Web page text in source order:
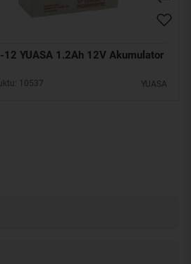
12 YUASA 1.2Ah 12V Akumulator
10537 YUASA